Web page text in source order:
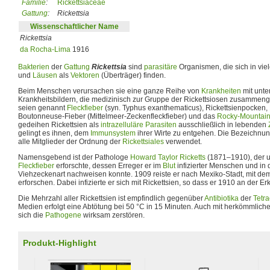
Familie:
Rickettsiaceae
Gattung:
Rickettsia
Wissenschaftlicher Name
Rickettsia
da Rocha-Lima 1916
Bakterien der Gattung Rickettsia sind parasitäre Organismen, die sich in
und Läusen als Vektoren (Überträger) finden.
Beim Menschen verursachen sie eine ganze Reihe von Krankheiten mit
Krankheitsbildern, die medizinisch zur Gruppe der Rickettsiosen
seien genannt Fleckfieber (syn. Typhus exanthematicus),
Boutonneuse-Fieber (Mittelmeer-Zeckenfleckfieber) und das Rocky-
gedeihen Rickettsien als intrazelluläre Parasiten ausschließlich in lebenden
gelingt es ihnen, dem Immunsystem ihrer Wirte zu entgehen. Die
alle Mitglieder der Ordnung der Rickettsiales verwendet.
Namensgebend ist der Pathologe Howard Taylor Ricketts (1871–1910), der
Fleckfieber erforschte, dessen Erreger er im Blutinfizierter Menschen und in
Viehzeckenart nachweisen konnte. 1909 reiste er nach Mexiko-Stadt, mit
erforschen. Dabei infizierte er sich mit Rickettsien, so dass er 1910 an der
Die Mehrzahl aller Rickettsien ist empfindlich gegenüberAntibiotika der
Medien erfolgt eine Abtötung bei 50 °C in 15 Minuten. Auch mit
sich die Pathogene wirksam zerstören.
Produkt-Highlight